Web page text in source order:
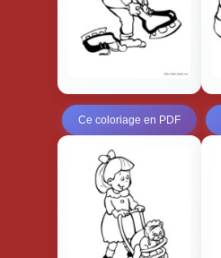
Ce coloriage en PDF